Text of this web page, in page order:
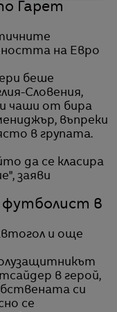
Гарет
на Евро
беше
Словения,
чаши от бира
въпреки
в групата.
да се класира
заяви
футболист в
и още
в герой,
си
се